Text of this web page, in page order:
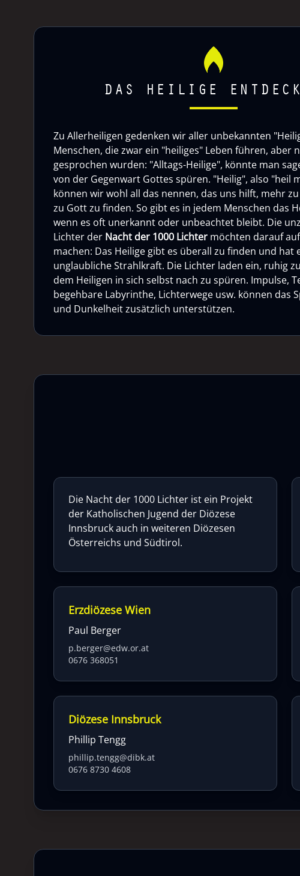
DAS HEILIGE
Zu Allerheiligen gedenken wir aller unbekannten
Menschen, die zwar ein "heiliges" Leben führen, aber
gesprochen wurden: "Alltags-Heilige", könnte man
von der Gegenwart Gottes spüren. "Heilig", also "heil
können wir wohl all das nennen, das uns hilft, mehr
zu Gott zu finden. So gibt es in jedem Menschen das
wenn es oft unerkannt oder unbeachtet bleibt. Die
Lichter der Nacht der 1000 Lichter möchten darauf
machen: Das Heilige gibt es überall zu finden und hat
unglaubliche Strahlkraft. Die Lichter laden ein, ruhig
dem Heiligen in sich selbst nach zu spüren. Impulse,
begehbare Labyrinthe, Lichterwege usw. können das
und Dunkelheit zusätzlich unterstützen.
Die Nacht der 1000 Lichter ist ein Projekt
der Katholischen Jugend der Diözese
Innsbruck auch in weiteren Diözesen
Österreichs und Südtirol.
Erzdiözese Wien
Paul Berger
p.berger@edw.or.at
0676 368051
Diözese Innsbruck
Phillip Tengg
phillip.tengg@dibk.at
0676 8730 4608